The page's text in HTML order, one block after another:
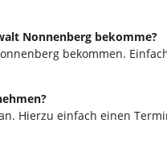
Nonnenberg bekomme?
bekommen.
Hierzu einfach einen